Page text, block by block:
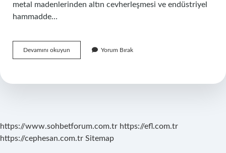
metal madenlerinden altın cevherleşmesi ve endüstriyel
hammadde…
Devamını okuyun Ardahanda
Hangi
Yorum Bırak
https://www.sohbetforum.com.tr https://efl.com.tr
https://cephesan.com.tr Sitemap